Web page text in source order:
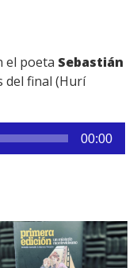
el poeta Sebastián
del final (Hurí
00:00